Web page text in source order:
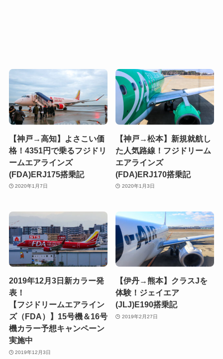
【神戸→高知】よさこい価
格！4351円で乗るフジドリ
ームエアラインズ
(FDA)ERJ175搭乗記
2020年1月7日
【神戸→松本】新規就航し
た人気路線！フジドリーム
エアラインズ
(FDA)ERJ170搭乗記
2020年1月3日
2019年12月3日新カラー発
表！
【フジドリームエアライン
ズ（FDA）】15号機＆16号
機カラー予想キャンペーン
実施中
2019年12月3日
【伊丹→熊本】クラスJを
体験！ジェイエア
(JLJ)E190搭乗記
2019年2月27日